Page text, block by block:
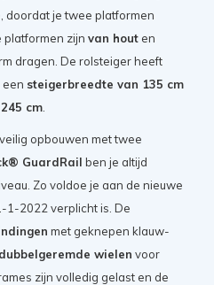
doordat je twee platformen
platformen zijn van houten
dragen. De rolsteiger heeft
een steigerbreedte van 135 cm
cm.
opbouwen met twee
GuardRail ben je altijd
Zo voldoe je aan de nieuwe
1-2022 verplicht is. De
met geknepen klauw-
dubbelgeremde wielen voor
zijn volledig gelast en de